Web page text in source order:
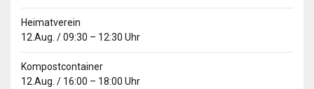
Heimatverein
12.Aug. /09:30 – 12:30 Uhr
Kompostcontainer
12.Aug. / 16:00 – 18:00 Uhr